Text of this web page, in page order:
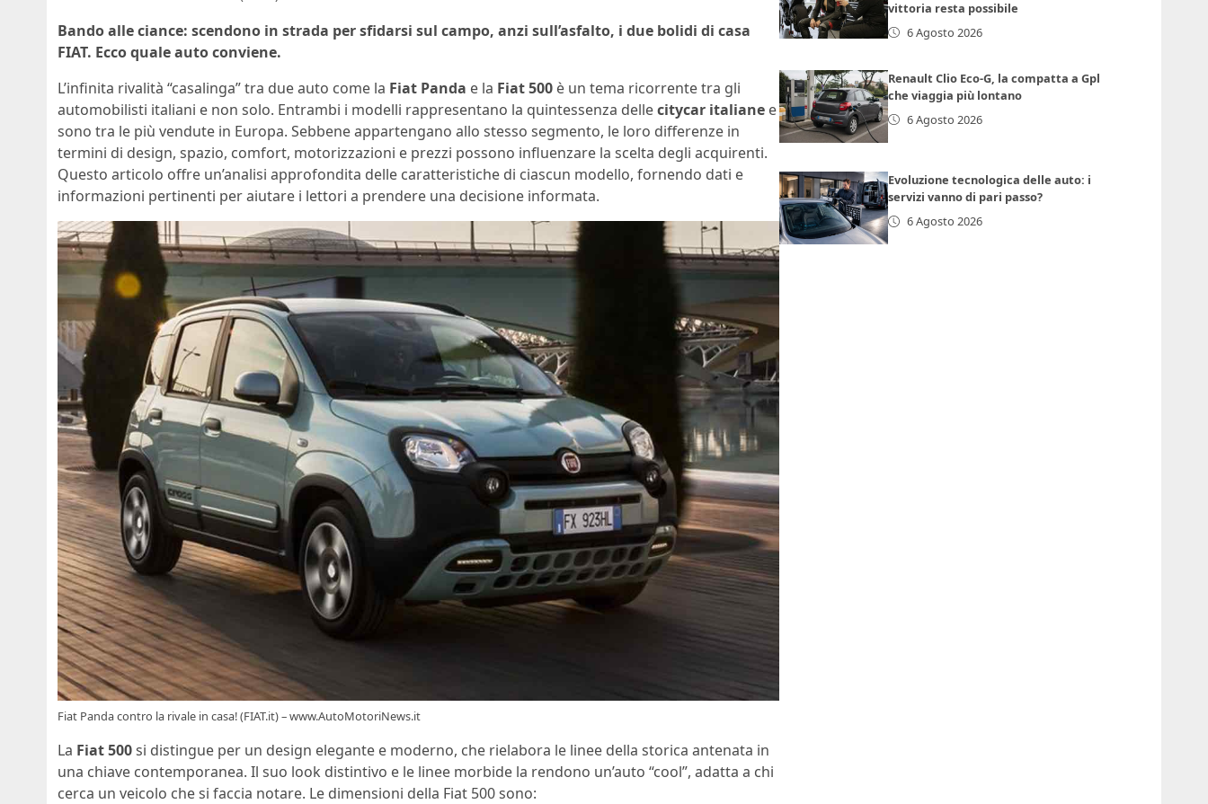
Bando alle ciance: scendono in strada per sfidarsi sul campo, anzi sull’asfalto, i due bolidi di casa
FIAT. Ecco quale auto conviene.
L’infinita rivalità “casalinga” tra due auto come la Fiat Panda e la Fiat 500 è un tema ricorrente tra gli
automobilisti italiani e non solo. Entrambi i modelli rappresentano la quintessenza dellecitycar italiane e
sono tra le più vendute in Europa. Sebbene appartengano allo stesso segmento, le loro differenze in
termini di design, spazio, comfort, motorizzazioni e prezzi possono influenzare la scelta degli acquirenti.
Questo articolo offre un’analisi approfondita delle caratteristiche di ciascun modello, fornendo dati e
informazioni pertinenti per aiutare i lettori a prendere una decisione informata.
Fiat Panda contro la rivale in casa! (FIAT.it) – www.AutoMotoriNews.it
La Fiat 500si distingue per un design elegante e moderno, che rielabora le linee della storica antenata in
una chiave contemporanea. Il suo look distintivo e le linee morbide la rendono un’auto “cool”, adatta a chi
cerca un veicolo che si faccia notare. Le dimensioni della Fiat 500 sono:
vittoria resta possibile
6 Agosto 2026
Renault Clio Eco-G, la compatta a Gpl
che viaggia più lontano
6 Agosto 2026
Evoluzione tecnologica delle auto: i
servizi vanno di pari passo?
6 Agosto 2026